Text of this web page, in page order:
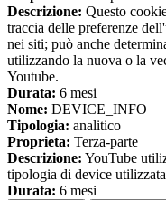
Descrizione: Questo
traccia delle preferenze
nei siti; può anche
utilizzando la nuova o la
Youtube.
Durata: 6 mesi
Nome: DEVICE_INFO
Tipologia: analitico
Proprieta: Terza-parte
Descrizione: YouTube
tipologia di device
Durata: 6 mesi